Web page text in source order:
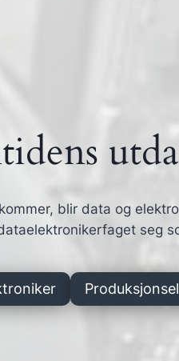
blir data og
seg